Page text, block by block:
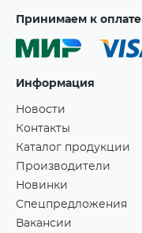
Принимаем к оплате
Информация
Новости
Контакты
Каталог продукции
Производители
Новинки
Спецпредложения
Вакансии